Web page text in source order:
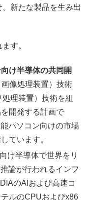
新たな製品を生み出
す。
け半導体の共同開
像処理装置）技術
理装置）技術を組
開発する計画で
パソコン向けの市場
ています。
け半導体で世界をリ
論が行われるインフ
のAIおよび高速コ
ルのCPUおよびx86